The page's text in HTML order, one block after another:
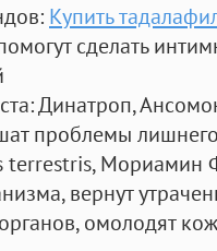
Купить
сделать
: Динатроп,
проблемы
terrestris, Мориамин
вернут
омолодят